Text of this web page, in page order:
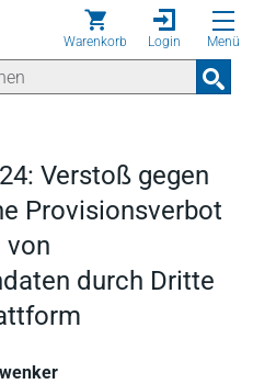
Warenkorb Login Menü
Verstoß gegen
Provisionsverbot
von
durch Dritte